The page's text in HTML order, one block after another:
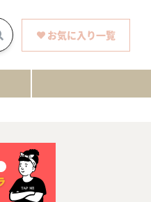
お気に入り一覧